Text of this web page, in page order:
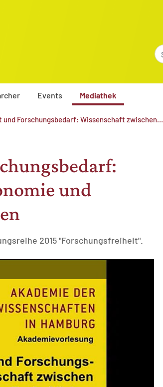
Events Mediathek
und Forschungsbedarf: Wissenschaft zwischen…
und
2015 "Forschungsfreiheit".